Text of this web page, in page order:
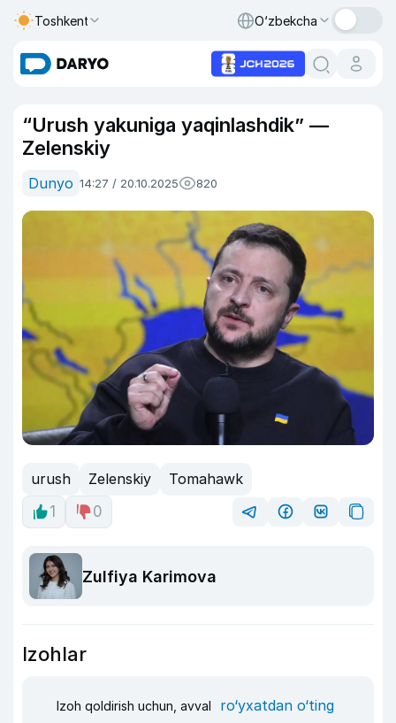
Toshkent O‘zbekcha
“Urush yakuniga yaqinlashdik” —
Zelenskiy
Dunyo 14:27 / 20.10.2025 820
urush Zelenskiy
Tomahawk
1
0
Zulfiya Karimova
Izohlar
Izoh qoldirish uchun, avval ro‘yxatdan o‘ting